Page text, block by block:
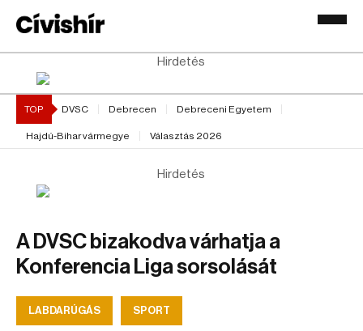
Hirdetés
TOP DVSC Debrecen Debreceni Egyetem
Hajdú-Bihar vármegye Választás 2026
Hirdetés
A DVSC bizakodva várhatja a
Konferencia Liga sorsolását
LABDARÚGÁS SPORT